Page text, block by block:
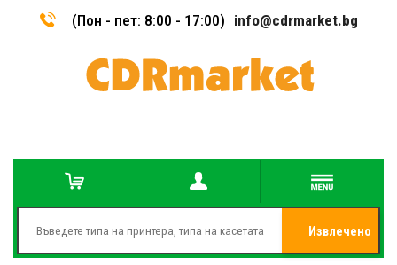
(Пон - пет: 8:00 - 17:00) info@cdrmarket.bg
Извлечено